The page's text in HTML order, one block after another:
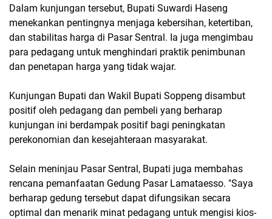
Dalam kunjungan tersebut, Bupati Suwardi Haseng
menekankan pentingnya menjaga kebersihan, ketertiban,
dan stabilitas harga di Pasar Sentral. Ia juga mengimbau
para pedagang untuk menghindari praktik penimbunan
dan penetapan harga yang tidak wajar.
Kunjungan Bupati dan Wakil Bupati Soppeng disambut
positif oleh pedagang dan pembeli yang berharap
kunjungan ini berdampak positif bagi peningkatan
perekonomian dan kesejahteraan masyarakat.
Selain meninjau Pasar Sentral, Bupati juga membahas
rencana pemanfaatan Gedung Pasar Lamataesso. "Saya
berharap gedung tersebut dapat difungsikan secara
optimal dan menarik minat pedagang untuk mengisi kios-